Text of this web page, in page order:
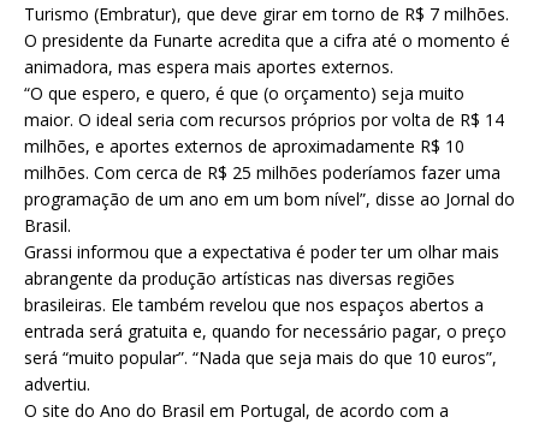
Turismo (Embratur), que deve girar em torno de R$ 7 milhões.
O presidente da Funarte acredita que a cifra até o momento é
animadora, mas espera mais aportes externos.
“O que espero, e quero, é que (o orçamento) seja muito
maior. O ideal seria com recursos próprios por volta de R$ 14
milhões, e aportes externos de aproximadamente R$ 10
milhões. Com cerca de R$ 25 milhões poderíamos fazer uma
programação de um ano em um bom nível”, disse ao Jornal do
Brasil.
Grassi informou que a expectativa é poder ter um olhar mais
abrangente da produção artísticas nas diversas regiões
brasileiras. Ele também revelou que nos espaços abertos a
entrada será gratuita e, quando for necessário pagar, o preço
será “muito popular”. “Nada que seja mais do que 10 euros”,
advertiu.
O site do Ano do Brasil em Portugal, de acordo com a